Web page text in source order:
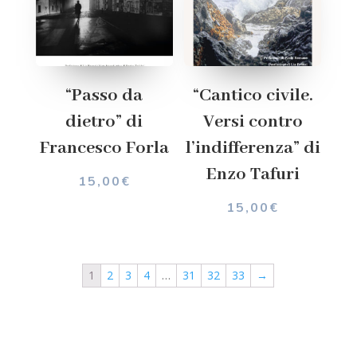
“Passo da
dietro” di
Francesco Forla
15,00€
“Cantico civile.
Versi contro
l’indifferenza” di
Enzo Tafuri
15,00€
1 2 3 4 … 31 32 33 →